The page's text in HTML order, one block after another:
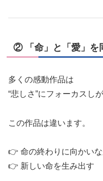
② 「命」と「愛」を
多くの感動作品は
“悲しさ”にフォーカス
この作品は違います。
👉 命の終わりに向かい
👉 新しい命を生み出す